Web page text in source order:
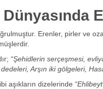
Erenler, pirler ve
“Şehidlerin serçeşmesi,
Arşın iki gölgeleri,
aşıkların dizelerinde